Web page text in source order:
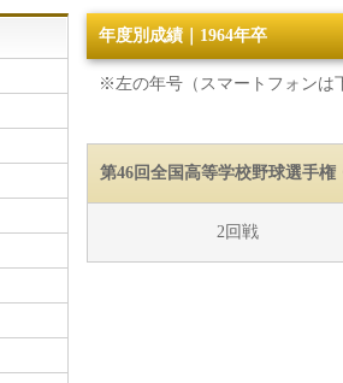
年度別成績｜1964年卒
※左の年号（スマートフォンは
第46回全国高等学校野球選手権
2回戦